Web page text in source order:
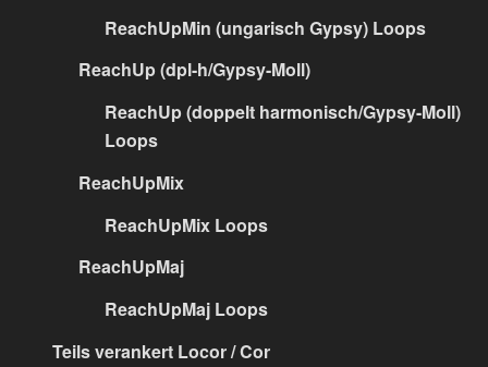
ReachUpMin (ungarisch Gypsy) Loops
ReachUp (dpl-h/Gypsy-Moll)
ReachUp (doppelt harmonisch/Gypsy-Moll)
Loops
ReachUpMix
ReachUpMix Loops
ReachUpMaj
ReachUpMaj Loops
Teils verankert Locor / Cor